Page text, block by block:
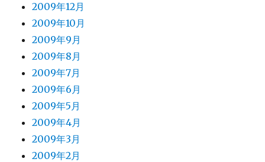
2009年12月
2009年10月
2009年9月
2009年8月
2009年7月
2009年6月
2009年5月
2009年4月
2009年3月
2009年2月